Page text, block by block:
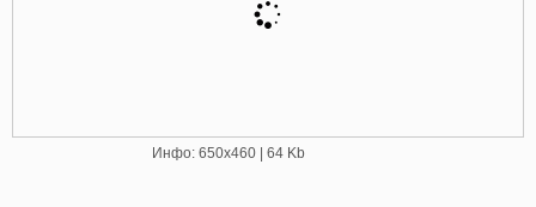
Инфо: 650х460 | 64 Kb